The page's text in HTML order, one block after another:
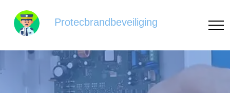
Protecbrandbeveiliging